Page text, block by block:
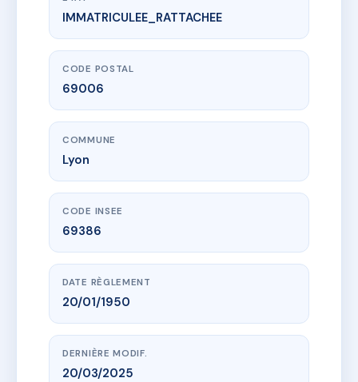
www.vme.plus/AB5002076
93 RUE MASSENA
93 r massena
IMMATRICULEE_RATTACHEE
CODE POSTAL
69006
COMMUNE
Lyon
CODE INSEE
69386
DATE RÈGLEMENT
20/01/1950
DERNIÈRE MODIF.
20/03/2025